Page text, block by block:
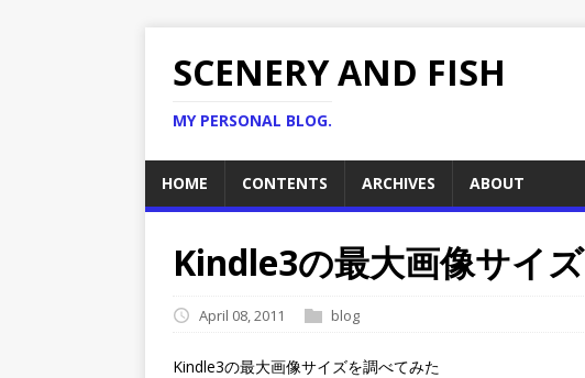
SCENERY AND FISH
MY PERSONAL BLOG.
HOME CONTENTS ARCHIVES ABOUT
Kindle3の最大画像サイズ
April 08, 2011 blog
Kindle3の最大画像サイズを調べてみた